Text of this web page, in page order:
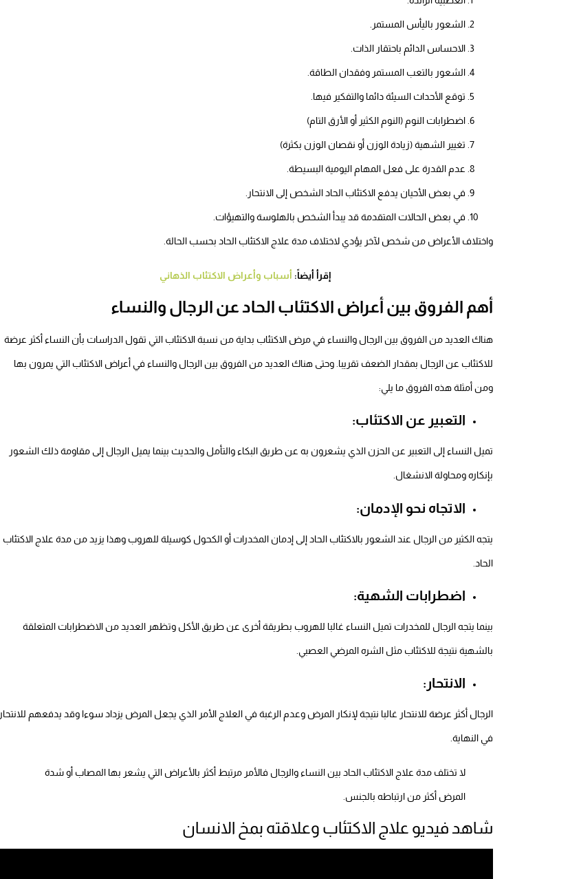
الشعور باليأس المستمر.
الاحساس الدائم باحتقار الذات.
الشعور بالتعب المستمر وفقدان الطاقة.
توقع الأحداث السيئة دائما والتفكير فيها.
اضطرابات النوم (النوم الكثير أو الأرق التام)
تغيير الشهية (زيادة الوزن أو نقصان الوزن بكثرة)
عدم القدرة على فعل المهام اليومية البسيطة.
في بعض الأحيان يدفع الاكتئاب الحاد الشخص إلى الانتحار.
في بعض الحالات المتقدمة قد يبدأ الشخص بالهلوسة والتهيؤات.
واختلاف الأعراض من شخص لآخر يؤدي لاختلاف مدة علاج الاكتئاب الحاد بحسب الحالة.
إقرأ أيضاً: أسباب وأعراض الاكتئاب الذهاني
أهم الفروق بين أعراض الاكتئاب الحاد عن الرجال والنساء
هناك العديد من الفروق بين الرجال والنساء في مرض الاكتئاب بداية من نسبة الاكتئاب التي تقول الدراسات بأن النساء أكثر عرضة
للاكتئاب عن الرجال بمقدار الضعف تقريبا. وحتى هناك العديد من الفروق بين الرجال والنساء في أعراض الاكتئاب التي يمرون بها
ومن أمثلة هذه الفروق ما يلي:
التعبير عن الاكتئاب:
تميل النساء إلى التعبير عن الحزن الذي يشعرون به عن طريق البكاء والتأمل والحديث بينما يميل الرجال إلى مقاومة ذلك الشعور
بإنكاره ومحاولة الانشغال.
الاتجاه نحو الإدمان:
يتجه الكثير من الرجال عند الشعور بالاكتئاب الحاد إلى إدمان المخدرات أو الكحول كوسيلة للهروب وهذا يزيد من مدة علاج الاكتئاب
الحاد.
اضطرابات الشهية:
بينما يتجه الرجال للمخدرات تميل النساء غالبا للهروب بطريقة أخرى عن طريق الأكل وتظهر العديد من الاضطرابات المتعلقة
بالشهية نتيجة للاكتئاب مثل الشره المرضي العصبي.
الانتحار:
الرجال أكثر عرضة للانتحار غالبا نتيجة لإنكار المرض وعدم الرغبة في العلاج الأمر الذي يجعل المرض يزداد سوءا وقد يدفعهم للانتحار
في النهاية.
لا تختلف مدة علاج الاكتئاب الحاد بين النساء والرجال فالأمر مرتبط أكثر بالأعراض التي يشعر بها المصاب أو شدة
المرض أكثر من ارتباطه بالجنس.
شاهد فيديو علاج الاكتئاب وعلاقته بمخ الانسان